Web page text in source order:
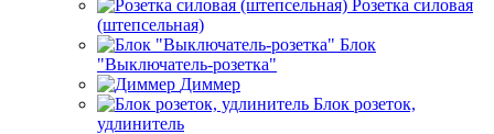
Розетка силовая
(штепсельная)
Блок
"Выключатель-розетка"
Диммер
Блок розеток,
удлинитель